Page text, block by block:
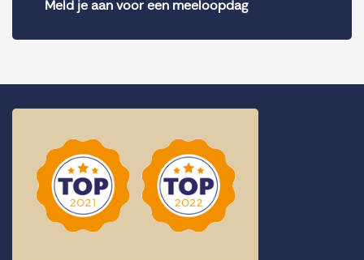
Meld je aan voor een meeloopdag